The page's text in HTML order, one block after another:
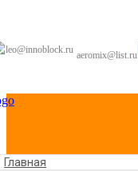
leo@innoblock.ru aeromix@list.ru
Главная